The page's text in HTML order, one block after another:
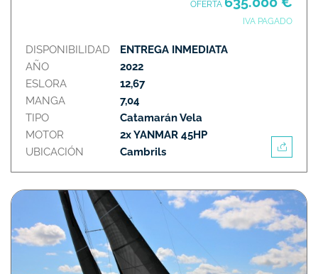
OFERTA
IVA PAGADO
DISPONIBILIDAD
AÑO
ESLORA
MANGA
TIPO
MOTOR
UBICACIÓN
ENTREGA INMEDIATA
2022
12,67
7,04
Catamarán Vela
2x YANMAR 45HP
Cambrils